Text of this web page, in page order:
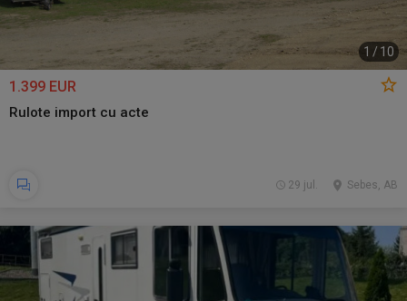
1 /10
1.399 EUR
Rulote import cu acte
Sebes, AB
29 jul.